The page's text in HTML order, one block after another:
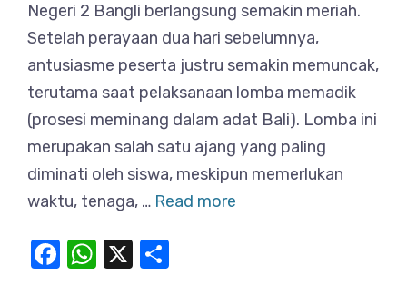
Negeri 2 Bangli berlangsung semakin meriah.
Setelah perayaan dua hari sebelumnya,
antusiasme peserta justru semakin memuncak,
terutama saat pelaksanaan lomba memadik
(prosesi meminang dalam adat Bali). Lomba ini
merupakan salah satu ajang yang paling
diminati oleh siswa, meskipun memerlukan
waktu, tenaga, … Read more
F
W X